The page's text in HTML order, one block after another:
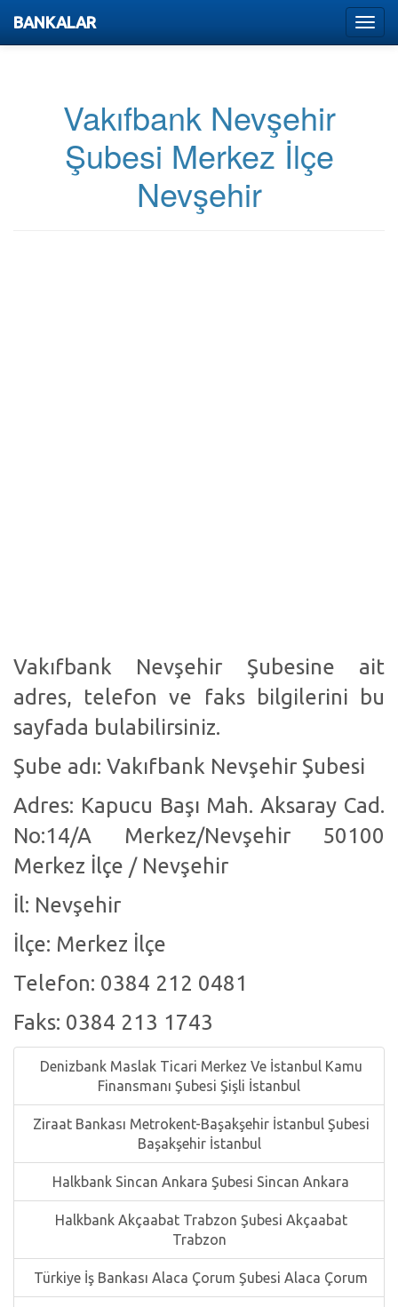
Menu
BANKALAR
Denizbank Maslak Ticari Merkez Ve İstanbul Kamu
Finansmanı Şubesi Şişli İstanbul
Ziraat Bankası Metrokent-Başakşehir İstanbul Şubesi
Başakşehir İstanbul
Halkbank Sincan Ankara Şubesi Sincan Ankara
Halkbank Akçaabat Trabzon Şubesi Akçaabat
Trabzon
Türkiye İş Bankası Alaca Çorum Şubesi Alaca Çorum
Vakıfbank Nevşehir
Şubesi Merkez İlçe
Nevşehir
Vakıfbank Nevşehir Şubesine ait
adres, telefon ve faks bilgilerini bu
sayfada bulabilirsiniz.
Şube adı: Vakıfbank Nevşehir Şubesi
Adres: Kapucu Başı Mah. Aksaray Cad.
No:14/A Merkez/Nevşehir 50100
Merkez İlçe / Nevşehir
İl: Nevşehir
İlçe: Merkez İlçe
Telefon: 0384 212 0481
Faks: 0384 213 1743